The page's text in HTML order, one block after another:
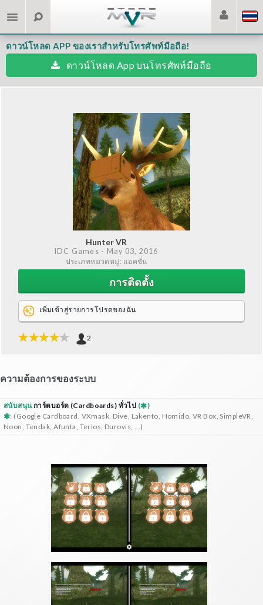
ดาวน์โหลด APP ของเราสำหรับโทรศัพท์มือถือ!
ดาวน์โหลด App บนโทรศัพท์มือถือ
Hunter VR
IDC Games - May 03, 2016
ประเภทหมวดหมู่: แอคชั่น
การติดตั้ง
เพิ่มเข้าสู่รายการโปรดของฉัน
2
ความต้องการของระบบ
สนับสนุนการ์ดบอร์ด (Cardboards) ทั่วไป (
)
: (Google Cardboard, VXmask, Dive, Lakento, Homido, VR Box, SimpleVR,
Noon, Tendak, Afunta, Terios, Durovis, ...)